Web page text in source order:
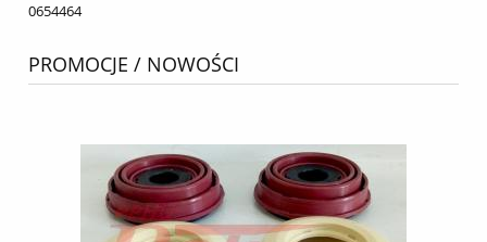
0654464
PROMOCJE / NOWOŚCI